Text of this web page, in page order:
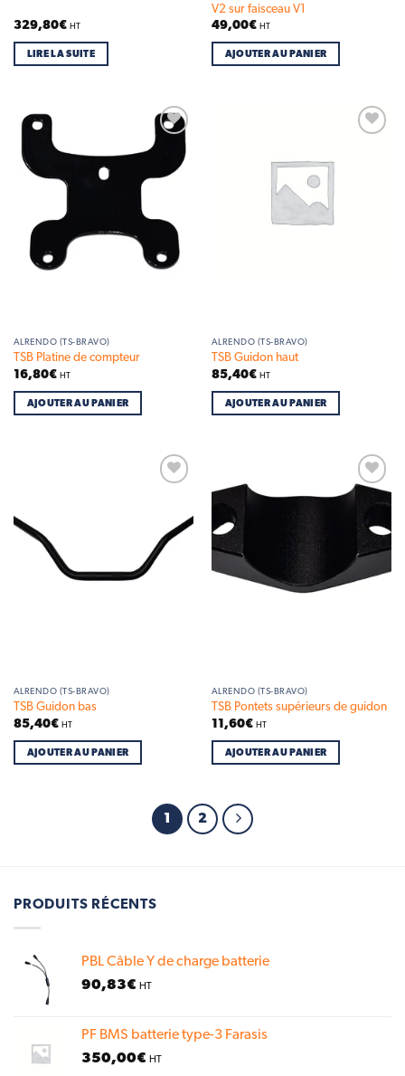
329,80€ HT
LIRE LA SUITE
V2 sur faisceau V1
49,00€ HT
AJOUTER AU PANIER
Add to
wishlist
ALRENDO (TS-BRAVO)
TSB Platine de compteur
16,80€ HT
AJOUTER AU PANIER
ALRENDO (TS-BRAVO)
TSB Guidon haut
85,40€ HT
AJOUTER AU PANIER
ALRENDO (TS-BRAVO)
TSB Guidon bas
85,40€ HT
AJOUTER AU PANIER
Add to
ALRENDO (TS-BRAVO)
TSB Pontets supérieurs de guidon
11,60€ HT
AJOUTER AU PANIER
1 2
PRODUITS RÉCENTS
PBL Câble Y de charge batterie
90,83€ HT
PF BMS batterie type-3 Farasis
350,00€ HT